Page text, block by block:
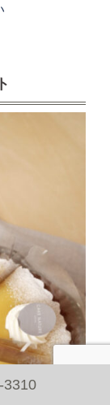
3310